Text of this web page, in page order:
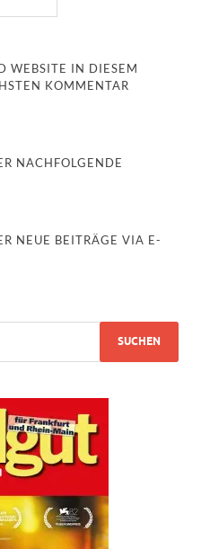
WEBSITE IN DIESEM
KOMMENTAR
NACHFOLGENDE
NEUE BEITRÄGE VIA E-